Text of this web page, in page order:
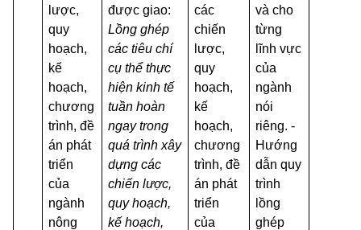
lược,
quy
hoạch,
kế
hoạch,
chương
trình, đề
án phát
triển
của
ngành
nông
được giao:
Lồng ghép
các tiêu chí
cụ thể thực
hiện kinh tế
tuần hoàn
ngay trong
quá trình xây
dựng các
chiến lược,
quy hoạch,
kế hoạch,
các
chiến
lược,
quy
hoạch,
kế
hoạch,
chương
trình, đề
án phát
triển
của
và cho
từng
lĩnh vực
của
ngành
nói
riêng. -
Hướng
dẫn quy
trình
lồng
ghép